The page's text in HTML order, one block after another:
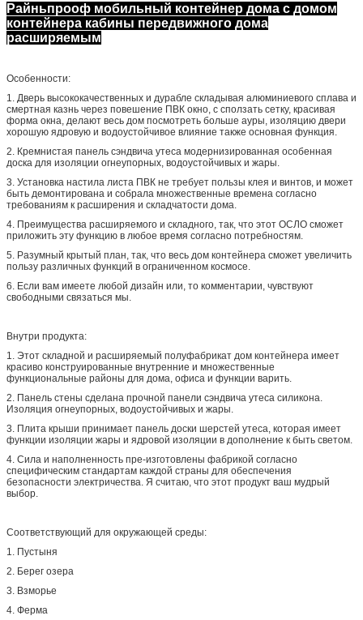
Райньпрооф мобильный контейнер дома с домом
контейнера кабины передвижного дома
расширяемым
Особенности:
1. Дверь высококачественных и дурабле складывая алюминиевого сплава и
смертная казнь через повешение ПВК окно, с сползать сетку, красивая
форма окна, делают весь дом посмотреть больше ауры, изоляцию двери
хорошую ядровую и водоустойчивое влияние также основная функция.
2. Кремнистая панель сэндвича утеса модернизированная особенная
доска для изоляции огнеупорных, водоустойчивых и жары.
3. Установка настила листа ПВК не требует пользы клея и винтов, и может
быть демонтирована и собрала множественные времена согласно
требованиям к расширения и складчатости дома.
4. Преимущества расширяемого и складного, так, что этот ОСЛО сможет
приложить эту функцию в любое время согласно потребностям.
5. Разумный крытый план, так, что весь дом контейнера сможет увеличить
пользу различных функций в ограниченном космосе.
6. Если вам имеете любой дизайн или, то комментарии, чувствуют
свободными связаться мы.
Внутри продукта:
1. Этот складной и расширяемый полуфабрикат дом контейнера имеет
красиво конструированные внутренние и множественные
функциональные районы для дома, офиса и функции варить.
2. Панель стены сделана прочной панели сэндвича утеса силикона.
Изоляция огнеупорных, водоустойчивых и жары.
3. Плита крыши принимает панель доски шерстей утеса, которая имеет
функции изоляции жары и ядровой изоляции в дополнение к быть светом.
4. Сила и наполненность пре-изготовлены фабрикой согласно
специфическим стандартам каждой страны для обеспечения
безопасности электричества. Я считаю, что этот продукт ваш мудрый
выбор.
Соответствующий для окружающей среды:
1. Пустыня
2. Берег озера
3. Взморье
4. Ферма